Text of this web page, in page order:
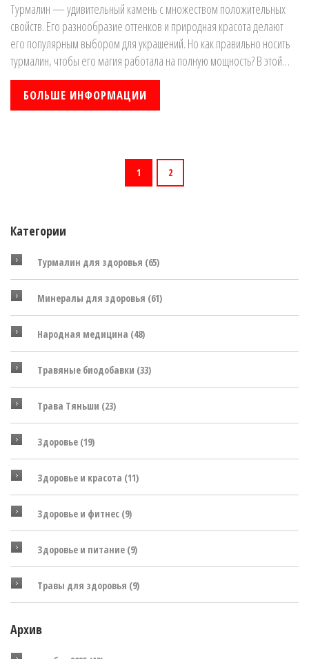
Турмалин — удивительный камень с множеством положительных
свойств. Его разнообразие оттенков и природная красота делают
его популярным выбором для украшений. Но как правильно носить
турмалин, чтобы его магия работала на полную мощность? В этой
статье вы узнаете о способах ношения турмалина, его применении и
интересных фактах о нём.
БОЛЬШЕ ИНФОРМАЦИИ
1 2
Категории
Турмалин для здоровья (65)
Минералы для здоровья (61)
Народная медицина (48)
Травяные биодобавки (33)
Трава Тяньши (23)
Здоровье (19)
Здоровье и красота (11)
Здоровье и фитнес (9)
Здоровье и питание (9)
Травы для здоровья (9)
Архив